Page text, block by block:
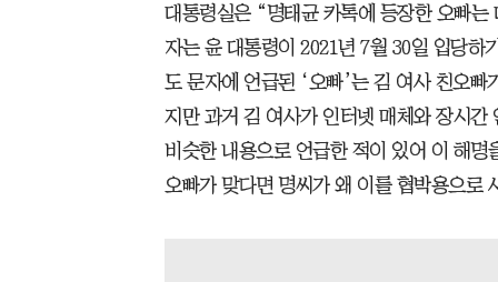
대통령실은 “명태균 카톡에 등장한 오빠
자는 윤 대통령이 2021년 7월 30일 입당하
도 문자에 언급된 ‘오빠’는 김 여사 친오
지만 과거 김 여사가 인터넷 매체와 장시
비슷한 내용으로 언급한 적이 있어 이 해
오빠가 맞다면 명씨가 왜 이를 협박용으로